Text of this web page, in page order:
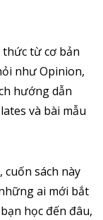
từ cơ bản
như Opinion,
hướng dẫn
và bài mẫu
sách này
ai mới bắt
học đến đâu,